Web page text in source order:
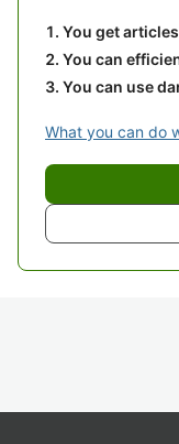
You get
You can
You can use
What you can do